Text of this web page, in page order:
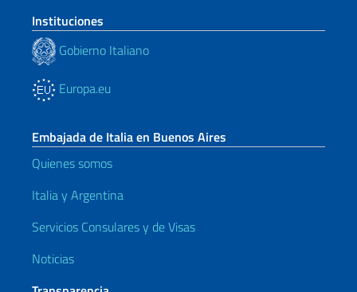
Instituciones
Gobierno Italiano
Europa.eu
Embajada de Italia en Buenos Aires
Quienes somos
Italia y Argentina
Servicios Consulares y de Visas
Noticias